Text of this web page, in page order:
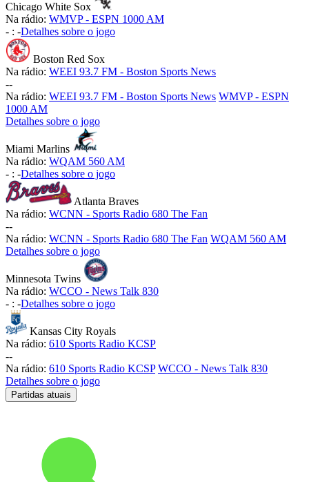
Chicago White Sox
Na rádio: WMVP - ESPN 1000 AM
- : -Detalhes sobre o jogo
Boston Red Sox
Na rádio: WEEI 93.7 FM - Boston Sports News
--
Na rádio: WEEI 93.7 FM - Boston Sports News WMVP - ESPN
1000 AM
Detalhes sobre o jogo
Miami Marlins
Na rádio: WQAM 560 AM
- : -Detalhes sobre o jogo
Atlanta Braves
Na rádio: WCNN - Sports Radio 680 The Fan
--
Na rádio: WCNN - Sports Radio 680 The Fan WQAM 560 AM
Detalhes sobre o jogo
Minnesota Twins
Na rádio: WCCO - News Talk 830
- : -Detalhes sobre o jogo
Kansas City Royals
Na rádio: 610 Sports Radio KCSP
--
Na rádio: 610 Sports Radio KCSP WCCO - News Talk 830
Detalhes sobre o jogo
Partidas atuais